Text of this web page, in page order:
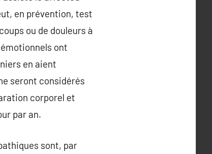
en prévention, test
ou de douleurs à
ont
en aient
seront considérés
corporel et
par an.
sont, par